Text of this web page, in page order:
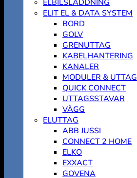
ELBILSLADDNING
ELIT EL & DATA SYSTEM
BORD
GOLV
GRENUTTAG
KABELHANTERING
KANALER
MODULER & UTTAG
QUICK CONNECT
UTTAGSSTAVAR
VÄGG
ELUTTAG
ABB JUSSI
CONNECT 2 HOME
ELKO
EXXACT
GOVENA